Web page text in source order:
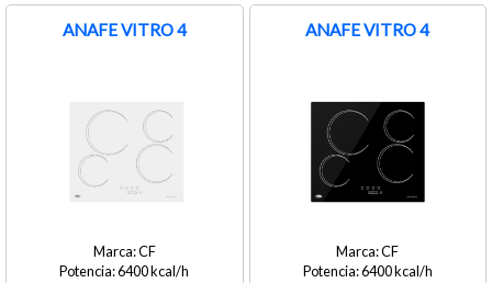
ANAFE VITRO 4
CF
6400
ANAFE VITRO 4
CF
6400